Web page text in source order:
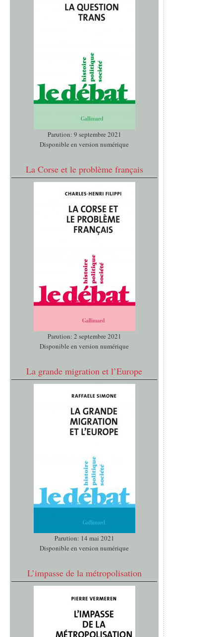
Parution: 9 septembre 2021
Disponible en version numérique
La Corse et le problème français
Parution: 2 septembre 2021
Disponible en version numérique
La grande migration et l’Europe
Parution: 14 mai 2021
Disponible en version numérique
L’impasse de la métropolisation